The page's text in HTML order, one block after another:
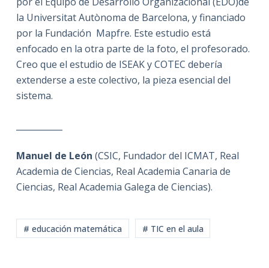
la Universitat Autònoma de Barcelona, y financiado
por la Fundación Mapfre. Este estudio está
enfocado en la otra parte de la foto, el profesorado.
Creo que el estudio de ISEAK y COTEC debería
extenderse a este colectivo, la pieza esencial del
sistema.
Manuel de León (CSIC, Fundador del ICMAT, Real
Academia de Ciencias, Real Academia Canaria de
Ciencias, Real Academia Galega de Ciencias).
# educación matemática # TIC en el aula